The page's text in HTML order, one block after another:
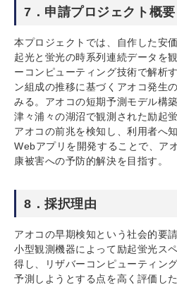
7．申請プロジェクト概要
本プロジェクトでは、自作した安
起光と蛍光の時系列連続データを
ーコンピューティング技術で解析
ン組成の推移に基づくアオコ発生
みる。アオコの短期予測モデル構
津々浦々の湖沼で観測された励起
アオコの前兆を検知し、利用者へ
Webアプリを開発することで、ア
康被害への予防的解決を目指す。
8．採択理由
アオコの早期検知という社会的要
小型観測機器によって励起蛍光ス
得し、リザバーコンピューティン
予測しようとする点を高く評価し